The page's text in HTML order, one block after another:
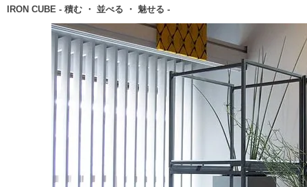
IRON CUBE - 積む ・ 並べる ・ 魅せる -